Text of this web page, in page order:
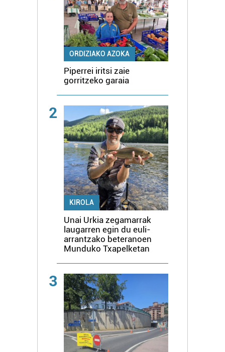
ORDIZIAKO AZOKA
Piperrei iritsi zaie
gorritzeko garaia
2
KIROLA
Unai Urkia zegamarrak
laugarren egin du euli-
arrantzako beteranoen
Munduko Txapelketan
3